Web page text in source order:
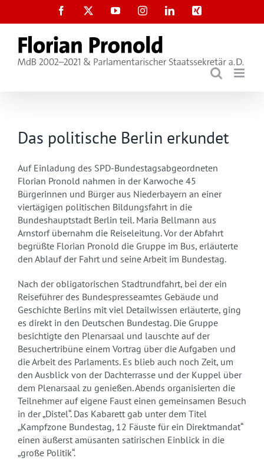
Facebook YouTubeInstagramLinkedInXing
Das politische Berlin erkundet
Auf Einladung des SPD-Bundestagsabgeordneten
Florian Pronold nahmen in der Karwoche 45
Bürgerinnen und Bürger aus Niederbayern an einer
viertägigen politischen Bildungsfahrt in die
Bundeshauptstadt Berlin teil. Maria Bellmann aus
Arnstorf übernahm die Reiseleitung. Vor der Abfahrt
begrüßte Florian Pronold die Gruppe im Bus, erläuterte
den Ablauf der Fahrt und seine Arbeit im Bundestag.
Nach der obligatorischen Stadtrundfahrt, bei der ein
Reiseführer des Bundespresseamtes Gebäude und
Geschichte Berlins mit viel Detailwissen erläuterte, ging
es direkt in den Deutschen Bundestag. Die Gruppe
besichtigte den Plenarsaal und lauschte auf der
Besuchertribüne einem Vortrag über die Aufgaben und
die Arbeit des Parlaments. Es blieb auch noch Zeit, um
den Ausblick von der Dachterrasse und der Kuppel über
dem Plenarsaal zu genießen. Abends organisierten die
Teilnehmer auf eigene Faust einen gemeinsamen Besuch
in der „Distel“. Das Kabarett gab unter dem Titel
„Kampfzone Bundestag, 12 Fäuste für ein Direktmandat“
einen äußerst amüsanten satirischen Einblick in die
„große Politik“.